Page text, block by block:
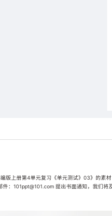
版上册第4单元复习《单元测试》03》的素
：101ppt@101.com 提出书面通知，我们将